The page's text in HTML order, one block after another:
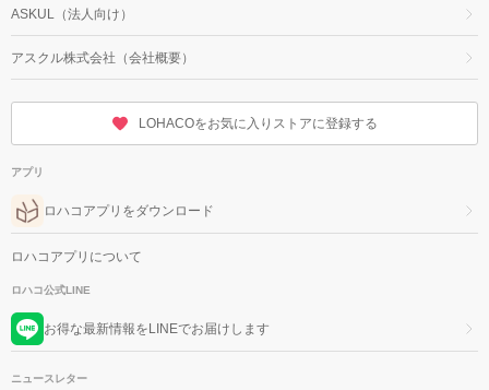
ASKUL（法人向け）
アスクル株式会社（会社概要）
LOHACOをお気に入りストアに登録する
アプリ
ロハコアプリをダウンロード
ロハコアプリについて
ロハコ公式LINE
お得な最新情報をLINEでお届けします
ニュースレター